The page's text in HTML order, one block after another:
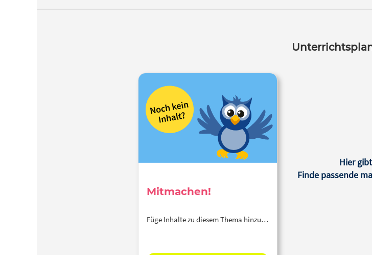
Mitmachen!
Füge Inhalte zu diesem Thema hinzu…
Hier
Finde passende